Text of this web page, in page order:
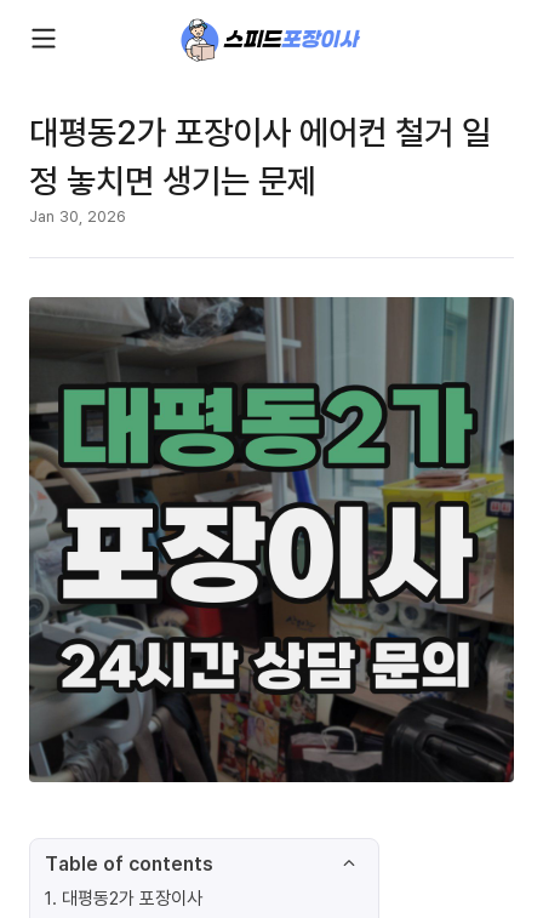
대평동2가 포장이사 에어컨 철거 일
정 놓치면 생기는 문제
Jan 30, 2026
Table of contents
1. 대평동2가 포장이사